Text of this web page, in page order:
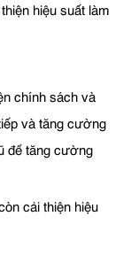
hiệu suất làm
chính sách và
và tăng cường
để tăng cường
cải thiện hiệu